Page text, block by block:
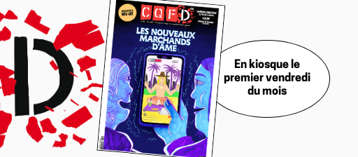
En kiosque le
premier vendredi
du mois